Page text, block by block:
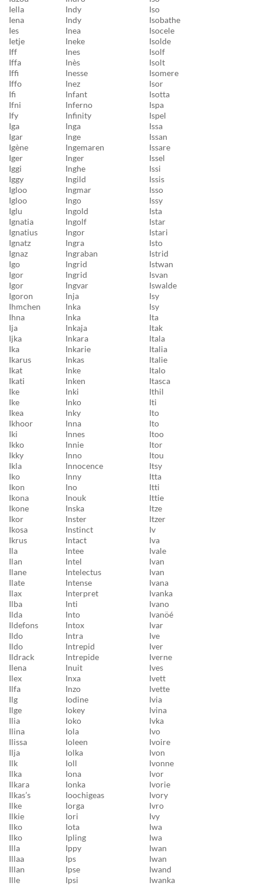
Iella
Iena
Ies
Ietje
Iff
Iffa
Iffi
Iffo
Ifi
Ifni
Ify
Iga
Igar
Igène
Iger
Iggi
Iggy
Igloo
Igloo
Iglu
Ignatia
Ignatius
Ignatz
Ignaz
Igo
Igor
Igor
Igoron
Ihmchen
Ihna
Ija
Ijka
Ika
Ikarus
Ikat
Ikati
Ike
Ike
Ikea
Ikhoor
Iki
Ikko
Ikky
Ikla
Iko
Ikon
Ikona
Ikone
Ikor
Ikosa
Ikrus
Ila
Ilan
Ilane
Ilate
Ilax
Ilba
Ilda
Ildefons
Ildo
Ildo
Ildrack
Ilena
Ilex
Ilfa
Ilg
Ilge
Ilia
Ilina
Ilissa
Ilja
Ilk
Ilka
Ilkara
Ilkas’s
Ilke
Ilkie
Ilko
Ilko
Illa
Illaa
Illan
Ille
Indy
Indy
Inea
Ineke
Ines
Inès
Inesse
Inez
Infant
Inferno
Infinity
Inga
Inge
Ingemaren
Inger
Inghe
Ingild
Ingmar
Ingo
Ingold
Ingolf
Ingor
Ingra
Ingraban
Ingrid
Ingrid
Ingvar
Inja
Inka
Inka
Inkaja
Inkara
Inkarie
Inkas
Inke
Inken
Inki
Inko
Inky
Inna
Innes
Innie
Inno
Innocence
Inny
Ino
Inouk
Inska
Inster
Instinct
Intact
Intee
Intel
Intelectus
Intense
Interpret
Inti
Into
Intox
Intra
Intrepid
Intrepide
Inuit
Inxa
Inzo
Iodine
Iokey
Ioko
Iola
Ioleen
Iolka
Ioll
Iona
Ionka
Ioochigeas
Iorga
Iori
Iota
Ipling
Ippy
Ips
Ipse
Ipsi
Iso
Isobathe
Isocele
Isolde
Isolf
Isolt
Isomere
Isor
Isotta
Ispa
Ispel
Issa
Issan
Issare
Issel
Issi
Issis
Isso
Issy
Ista
Istar
Istari
Isto
Istrid
Istwan
Isvan
Iswalde
Isy
Isy
Ita
Itak
Itala
Italia
Italie
Italo
Itasca
Ithil
Iti
Ito
Ito
Itoo
Itor
Itou
Itsy
Itta
Itti
Ittie
Itze
Itzer
Iv
Iva
Ivale
Ivan
Ivan
Ivana
Ivanka
Ivano
Ivanöé
Ivar
Ive
Iver
Iverne
Ives
Ivett
Ivette
Ivia
Ivina
Ivka
Ivo
Ivoire
Ivon
Ivonne
Ivor
Ivorie
Ivory
Ivro
Ivy
Iwa
Iwa
Iwan
Iwan
Iwand
Iwanka